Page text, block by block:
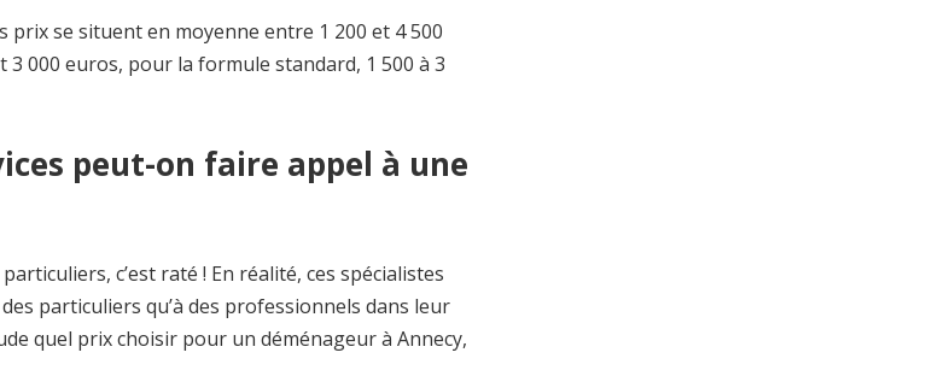
prix se situent en moyenne entre 1 200 et 4 500
000 euros, pour la formule standard, 1 500 à 3
peut-on faire appel à une
c’est raté ! En réalité, ces spécialistes
particuliers qu’à des professionnels dans leur
quel prix choisir pour un déménageur à Annecy,